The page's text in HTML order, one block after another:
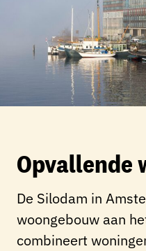
Opvallende
De Silodam in
woongebouw aan
combineert